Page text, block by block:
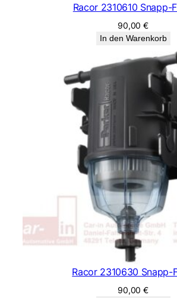
Racor 2310610 Snapp-
90,00€
In den Warenkorb
Racor 2310630 Snapp-
90,00€